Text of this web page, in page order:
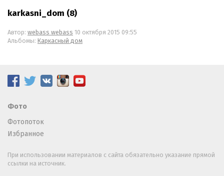
karkasni_dom (8)
Автор: webass webass 10 октября 2015 09:55
Альбомы: Каркасный дом
Фото
Фотопоток
Избранное
При использовании материалов с сайта обязательно указание прямой
ссылки на источник.